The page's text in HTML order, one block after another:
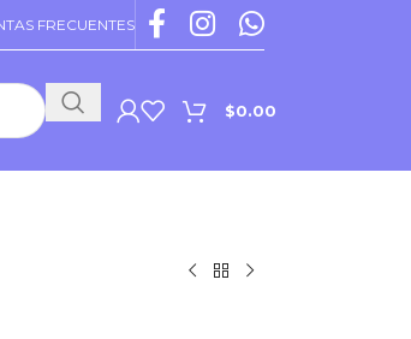
FRECUENTES
$0.00